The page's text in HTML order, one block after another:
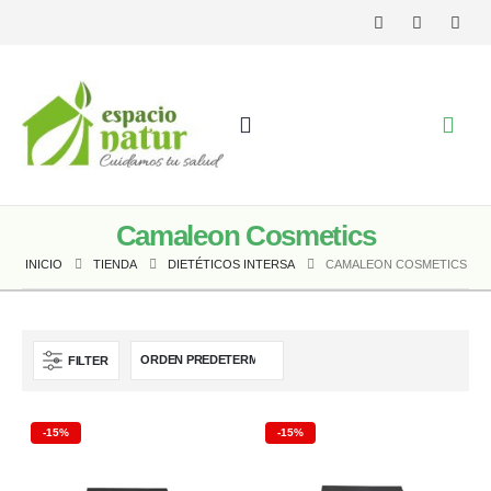
Camaleon Cosmetics
INICIO TIENDA DIETÉTICOS INTERSA CAMALEON COSMETICS
FILTER
-15% -15%